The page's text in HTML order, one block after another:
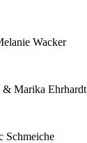
Wacker
& Marika Ehrhardt
Schmeiche